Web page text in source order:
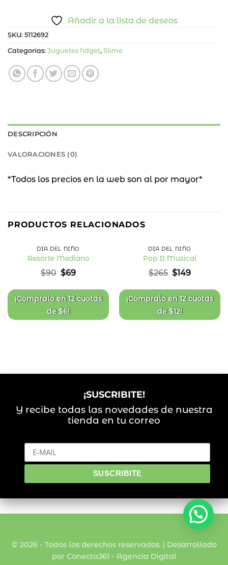
Añadir a la lista de deseos
SKU: 5112692
Categorías: Juguetes fidget, Slime
DESCRIPCIÓN
VALORACIONES (0)
*Todos los precios en la web son al por mayor*
PRODUCTOS RELACIONADOS
OFF
de
deseos
DÍA DEL NIÑO
Resorte Mediano
$90 El
original
era:
$90.
$69El
actual
es:
$69.
¡Compralo en12 cuotas
de$6!
de
deseos
DÍA DEL NIÑO
Pop It Musical
$265 El
original
era:
$265.
$149El
actual
es:
$149.
¡Compralo en12 cuotas
de$12!
¡SUSCRIBITE!
Y recibe todas las novedades de nuestra
tienda en tu correo
© 2026 - Todos los derechos reservados. | Desarrollado
por Conecta361 - Agencia Digital